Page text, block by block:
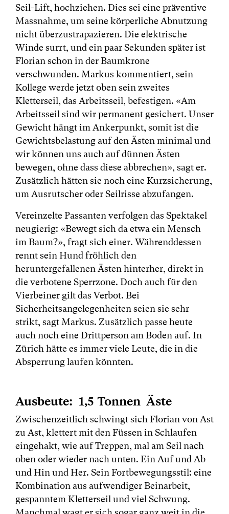
Seil-Lift, hochziehen. Dies sei eine präventive
Massnahme, um seine körperliche Abnutzung
nicht überzustrapazieren. Die elektrische
Winde surrt, und ein paar Sekunden später ist
Florian schon in der Baumkrone
verschwunden. Markus kommentiert, sein
Kollege werde jetzt oben sein zweites
Kletterseil, das Arbeitsseil, befestigen. «Am
Arbeitsseil sind wir permanent gesichert. Unser
Gewicht hängt im Ankerpunkt, somit ist die
Gewichtsbelastung auf den Ästen minimal und
wir können uns auch auf dünnen Ästen
bewegen, ohne dass diese abbrechen», sagt er.
Zusätzlich hätten sie noch eine Kurzsicherung,
um Ausrutscher oder Seilrisse abzufangen.
Vereinzelte Passanten verfolgen das Spektakel
neugierig: «Bewegt sich da etwa ein Mensch
im Baum?», fragt sich einer. Währenddessen
rennt sein Hund fröhlich den
heruntergefallenen Ästen hinterher, direkt in
die verbotene Sperrzone. Doch auch für den
Vierbeiner gilt das Verbot. Bei
Sicherheitsangelegenheiten seien sie sehr
strikt, sagt Markus. Zusätzlich passe heute
auch noch eine Drittperson am Boden auf. In
Zürich hätte es immer viele Leute, die in die
Absperrung laufen könnten.
Ausbeute: 1,5 Tonnen Äste
Zwischenzeitlich schwingt sich Florian von Ast
zu Ast, klettert mit den Füssen in Schlaufen
eingehakt, wie auf Treppen, mal am Seil nach
oben oder wieder nach unten. Ein Auf und Ab
und Hin und Her. Sein Fortbewegungsstil: eine
Kombination aus aufwendiger Beinarbeit,
gespanntem Kletterseil und viel Schwung.